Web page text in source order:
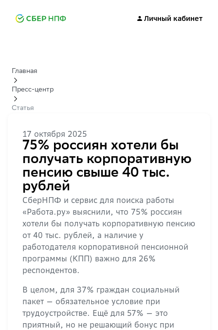
Личный кабинет
Главная
Пресс-центр
Статья
17 октября 2025
75% россиян хотели бы
получать корпоративную
пенсию свыше 40 тыс.
рублей
СберНПФ и сервис для поиска работы
«Работа.ру» выяснили, что 75% россиян
хотели бы получать корпоративную пенсию
от 40 тыс. рублей, а наличие у
работодателя корпоративной пенсионной
программы (КПП) важно для 26%
респондентов.
В целом, для 37% граждан социальный
пакет — обязательное условие при
трудоустройстве. Ещё для 57% — это
приятный, но не решающий бонус при